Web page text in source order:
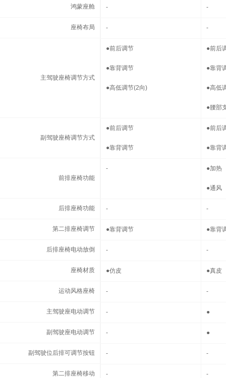
鸿蒙座舱 - -
座椅布局 - -
●前后调节
●靠背调节
●高低调节(2向)
●前后
●靠背
●高低
●腰部
●前后调节
●靠背调节
●前后
●靠背
- ●加热
●通风
后排座椅功能 - -
第二排座椅调节 ●靠背调节 ●靠背
后排座椅电动放倒 - -
座椅材质 ●仿皮 ●真皮
运动风格座椅 - -
主驾驶座电动调节 - ●
副驾驶座电动调节 - ●
副驾驶位后排可调节按钮 - -
第二排座椅移动 - -
鸿蒙座舱
座椅布局
主驾驶座椅调节方式
副驾驶座椅调节方式
前排座椅功能
后排座椅功能
第二排座椅调节
后排座椅电动放倒
座椅材质
运动风格座椅
主驾驶座电动调节
副驾驶座电动调节
副驾驶位后排可调节按钮
第二排座椅移动